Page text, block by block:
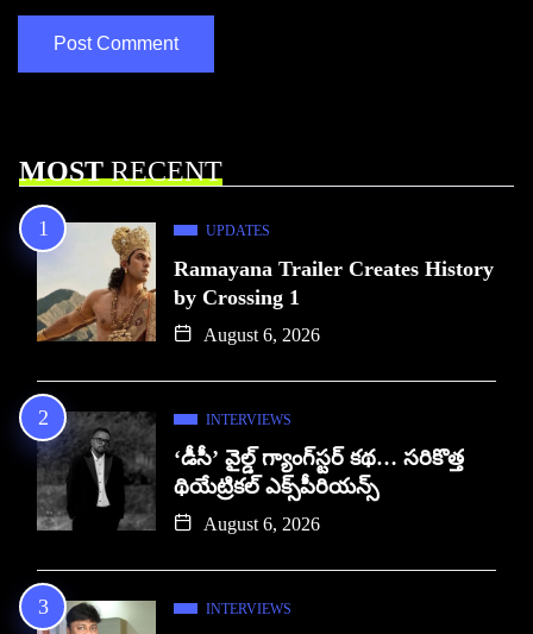
MOSTRECENT
UPDATES
Ramayana Trailer Creates History
by Crossing 1
August 6, 2026
INTERVIEWS
‘డీసీ’ వైల్డ్ గ్యాంగ్‌స్టర్ కథ… సరికొత్త
థియేట్రికల్ ఎక్స్‌పీరియన్స్
August 6, 2026
INTERVIEWS